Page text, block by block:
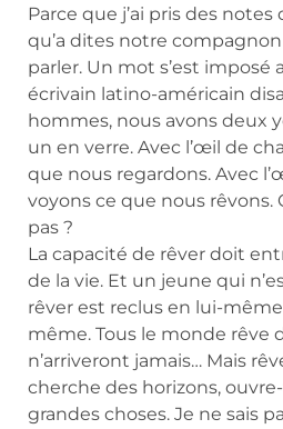
Parce que j’ai pris des
qu’a dites notre
parler. Un mot s’est imposé
écrivain latino-américain
hommes, nous avons deux
un en verre. Avec l’œil de
que nous regardons. Avec
voyons ce que nous rêvons.
pas ?
La capacité de rêver doit
de la vie. Et un jeune qui
rêver est reclus en lui-
même. Tous le monde rêve
n’arriveront jamais… Mais
cherche des horizons,
grandes choses. Je ne sais